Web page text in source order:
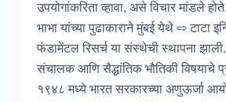
उपयोगांकरिता व्हावा, असे विचार मांडले
भाभा यांच्या पुढाकाराने मुंबई येथे ⇨ टाटा
फंडामेंटल रिसर्च या संस्थेची स्थापना
संचालक आणि सैद्धांतिक भौतिकी विषयाचे
१९४८ मध्ये भारत सरकारच्या अणुऊर्जा